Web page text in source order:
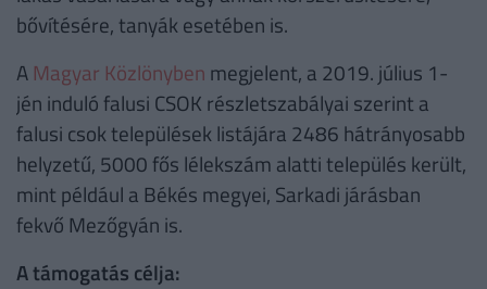
bővítésére, tanyák esetében is.
A Magyar Közlönyben megjelent, a 2019. július 1-
jén induló falusi CSOK részletszabályai szerint a
falusi csok települések listájára 2486 hátrányosabb
helyzetű, 5000 fős lélekszám alatti település került,
mint például a Békés megyei, Sarkadi járásban
fekvő Mezőgyán is.
A támogatás célja: